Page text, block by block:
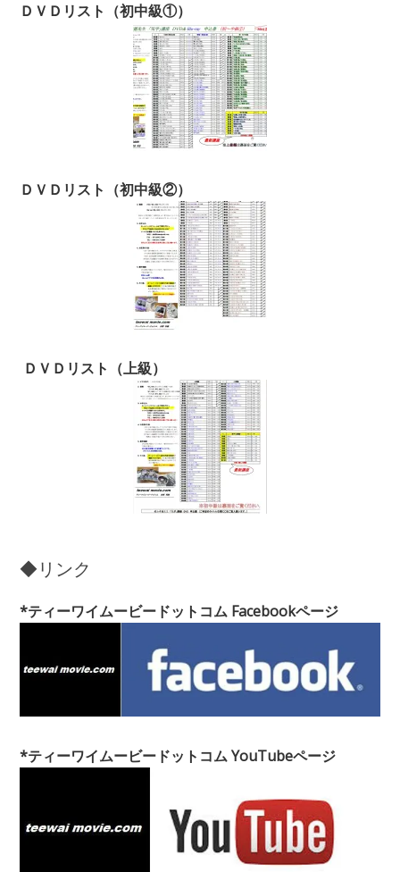
ＤＶＤリスト（初中級①）
ＤＶＤリスト（初中級②）
ＤＶＤリスト（上級）
◆リンク
*ティーワイムービードットコム Facebookページ
*ティーワイムービードットコム YouTubeページ